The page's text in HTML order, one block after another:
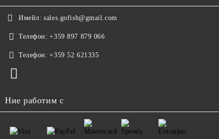
Имейл: sales.gofish@gmail.com
Телефон: +359 897 879 066
Телефон: +359 52 621335
Ние работим с